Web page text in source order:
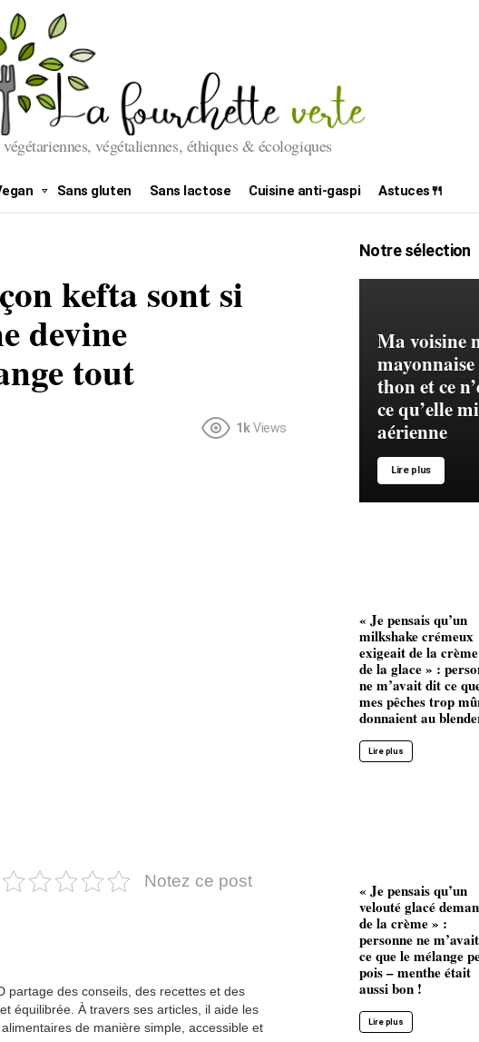
végétariennes, végétaliennes, éthiques & écologiques
Sans gluten Sans lactose Cuisine anti-gaspi Astuces🍴
kefta sont si
devine
tout
1k Views
Notez ce post
partage des conseils, des recettes et des
équilibrée. À travers ses articles, il aide les
de manière simple, accessible et
Notre sélection
Ma voisine
mayonnaise
thon et ce
ce qu’elle
aérienne
Lire plus
« Je pensais qu’un
milkshake crémeux
exigeait de la
de la glace » :
ne m’avait dit ce
mes pêches trop
donnaient au
Lire plus
« Je pensais qu’un
velouté glacé
de la crème » :
personne ne
ce que le mélange
pois – menthe était
aussi bon !
Lire plus